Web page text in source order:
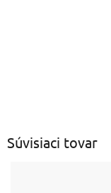
Súvisiaci tovar